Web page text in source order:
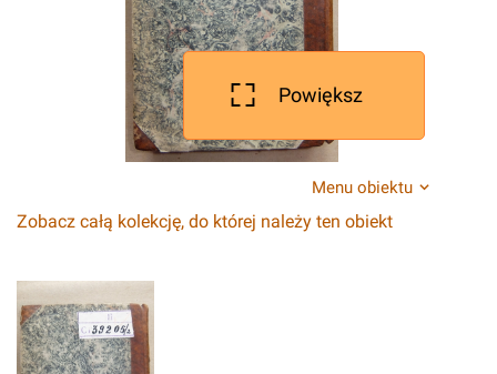
Powiększ
Menu obiektu
Zobacz całą kolekcję, do której należy ten obiekt